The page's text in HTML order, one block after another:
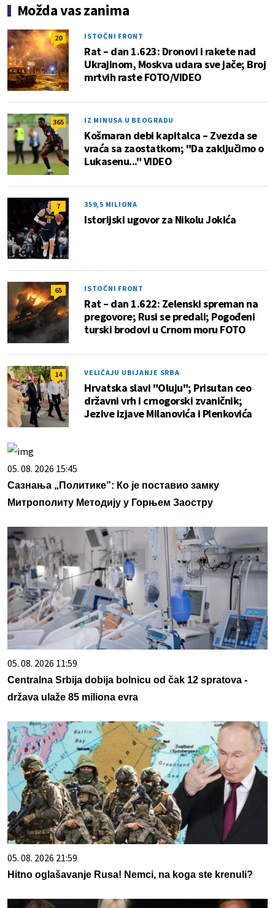
Možda vas zanima
20 ISTOČNI FRONT
Rat – dan 1.623: Dronovi i rakete nad
Ukrajinom, Moskva udara sve jače; Broj
mrtvih raste FOTO/VIDEO
365 IZ MINUSA U BEOGRADU
Košmaran debi kapitalca – Zvezda se
vraća sa zaostatkom; "Da zaključimo o
Lukasenu..." VIDEO
7 359,5 MILIONA
Istorijski ugovor za Nikolu Jokića
65 ISTOČNI FRONT
Rat – dan 1.622: Zelenski spreman na
pregovore; Rusi se predali; Pogođeni
turski brodovi u Crnom moru FOTO
14 VELIČAJU UBIJANJE SRBA
Hrvatska slavi "Oluju"; Prisutan ceo
državni vrh i crnogorski zvaničnik;
Jezive izjave Milanovića i Plenkovića
05. 08. 2026 15:45
Сазнања „Политике”: Ко је поставио замку
Митрополиту Методију у Горњем Заостру
05. 08. 2026 11:59
Centralna Srbija dobija bolnicu od čak 12 spratova -
država ulaže 85 miliona evra
05. 08. 2026 21:59
Hitno oglašavanje Rusa! Nemci, na koga ste krenuli?